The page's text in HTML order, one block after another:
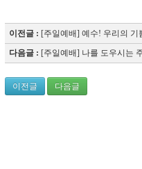
이전글 : [주일예배] 예수! 우리의 기
다음글 : [주일예배] 나를 도우시는
이전글 다음글